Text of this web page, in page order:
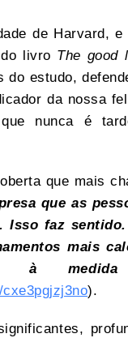
de Harvard, e
livro The good
estudo,
da nossa
nunca é
que mais
que as
Isso faz
mais
​​à
).